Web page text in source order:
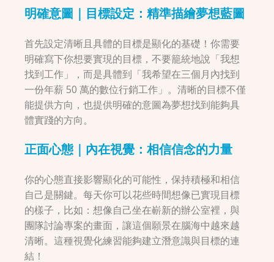
明確意圖｜目標設定：精準描繪夢想藍圖
首先設定清晰且具體的目標是顯化的基礎！你需要
明確寫下你想要實現的目標，不要籠統地說「我想
找到工作」，而是具體到「我希望在三個月內找到
一份年薪 50 萬的數位行銷工作」。清晰的目標不僅
能提供方向，也提供明確的意圖為夢想找到能夠具
體實踐的方向。
正面心態｜內在視覺：相信信念的力量
你的心態直接影響顯化的可能性，保持積極和相信
自己是關鍵。每天你可以花些時間想像已實現目標
的樣子，比如：想像自己坐在嶄新的辦公室裡，與
團隊討論專案的畫面，讓這個願景在腦海中越來越
清晰。這種視覺化練習能夠建立潛意識與目標的連
結！